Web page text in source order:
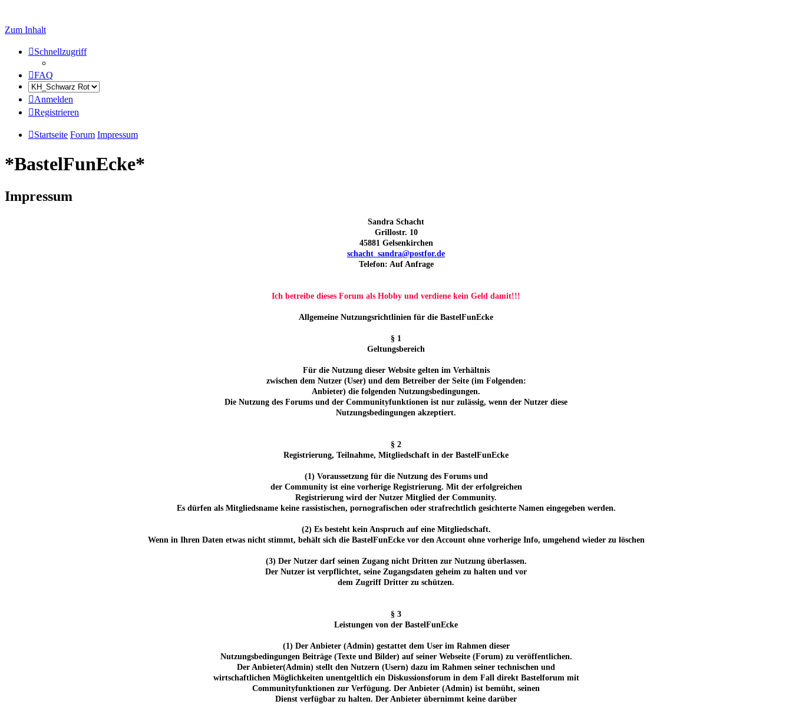
Zum Inhalt
Schnellzugriff
FAQ
Anmelden
Registrieren
Startseite Forum Impressum
*BastelFunEcke*
Impressum
Sandra Schacht
Grillostr. 10
45881 Gelsenkirchen
schacht_sandra@postfor.de
Telefon: Auf Anfrage
Ich betreibe dieses Forum als Hobby und verdiene kein Geld damit!!!
Allgemeine Nutzungsrichtlinien für die BastelFunEcke
§ 1
Geltungsbereich
Für die Nutzung dieser Website gelten im Verhältnis
zwischen dem Nutzer (User) und dem Betreiber der Seite (im Folgenden:
Anbieter) die folgenden Nutzungsbedingungen.
Die Nutzung des Forums und der Communityfunktionen ist nur zulässig, wenn der Nutzer diese
Nutzungsbedingungen akzeptiert.
§ 2
Registrierung, Teilnahme, Mitgliedschaft in der BastelFunEcke
(1) Voraussetzung für die Nutzung des Forums und
der Community ist eine vorherige Registrierung. Mit der erfolgreichen
Registrierung wird der Nutzer Mitglied der Community.
Es dürfen als Mitgliedsname keine rassistischen, pornografischen oder strafrechtlich gesichterte Namen eingegeben werden.
(2) Es besteht kein Anspruch auf eine Mitgliedschaft.
Wenn in Ihren Daten etwas nicht stimmt, behält sich die BastelFunEcke vor den Account ohne vorherige Info, umgehend wieder zu löschen
(3) Der Nutzer darf seinen Zugang nicht Dritten zur Nutzung überlassen.
Der Nutzer ist verpflichtet, seine Zugangsdaten geheim zu halten und vor
dem Zugriff Dritter zu schützen.
§ 3
Leistungen von der BastelFunEcke
(1) Der Anbieter (Admin) gestattet dem User im Rahmen dieser
Nutzungsbedingungen Beiträge (Texte und Bilder) auf seiner Webseite (Forum) zu veröffentlichen.
Der Anbieter(Admin) stellt den Nutzern (Usern) dazu im Rahmen seiner technischen und
wirtschaftlichen Möglichkeiten unentgeltlich ein Diskussionsforum in dem Fall direkt Bastelforum mit
Communityfunktionen zur Verfügung. Der Anbieter (Admin) ist bemüht, seinen
Dienst verfügbar zu halten. Der Anbieter übernimmt keine darüber